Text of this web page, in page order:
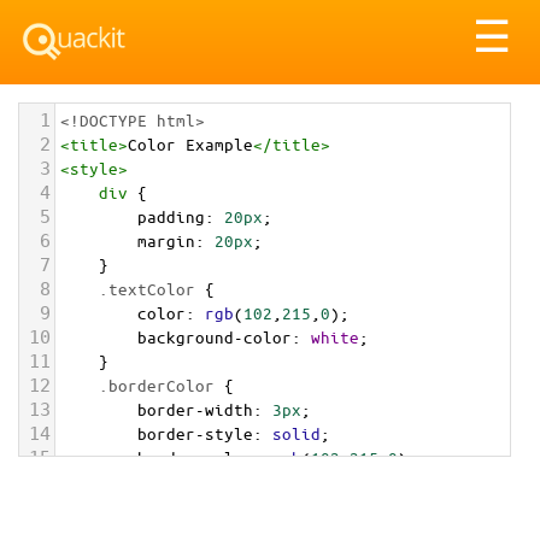
☰
1 <!DOCTYPE html>
2 <title>Color Example</title>
3 <style>
4 div {
5 padding: 20px;
6 margin: 20px;
7 }
8 .textColor {
9 color: rgb(102 215 0);
10 background-color: white;
11 }
12 .borderColor {
13 border-width: 3px;
14 border-style: solid;
15 border-color: rgb(102,215,0);